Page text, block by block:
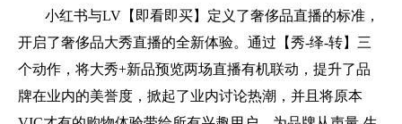
小红书与LV【即看即买】定义了奢侈品直播的标准，
开启了奢侈品大秀直播的全新体验。通过【秀-绎-转】三
个动作，将大秀+新品预览两场直播有机联动，提升了品
牌在业内的美誉度，掀起了业内讨论热潮，并且将原本